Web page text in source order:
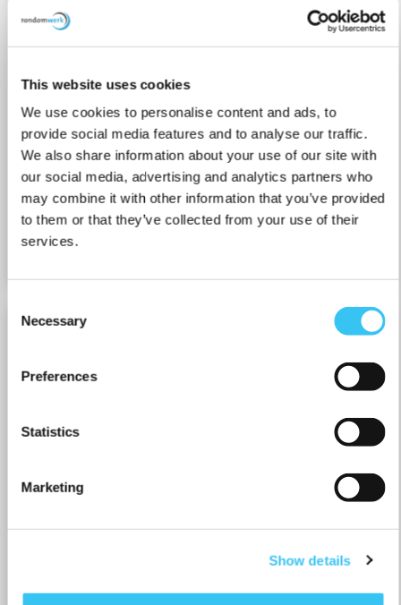
This website uses cookies
We use cookies to personalise content and ads, to
provide social media features and to analyse our traffic.
We also share information about your use of our site with
our social media, advertising and analytics partners who
may combine it with other information that you’ve provided
to them or that they’ve collected from your use of their
services.
Selection
Necessary
Preferences
Statistics
Marketing
Show details
REINTEGRATIE
Zo snel mogelijk bekijken wat nog wél kan. Dat is
misschien wel het allerbelangrijkst...